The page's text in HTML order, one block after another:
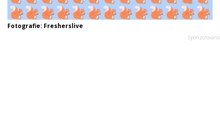
Fotografie: Fresherslive